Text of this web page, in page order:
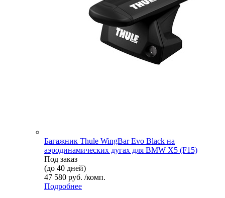
Багажник Thule WingBar Evo Black на
аэродинамических дугах для BMW X5 (F15)
Под заказ
(до 40 дней)
47 580 руб. /комп.
Подробнее